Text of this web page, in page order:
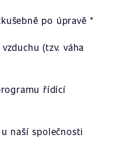
po úpravě *
(tzv. váha
řídící
naší společnosti